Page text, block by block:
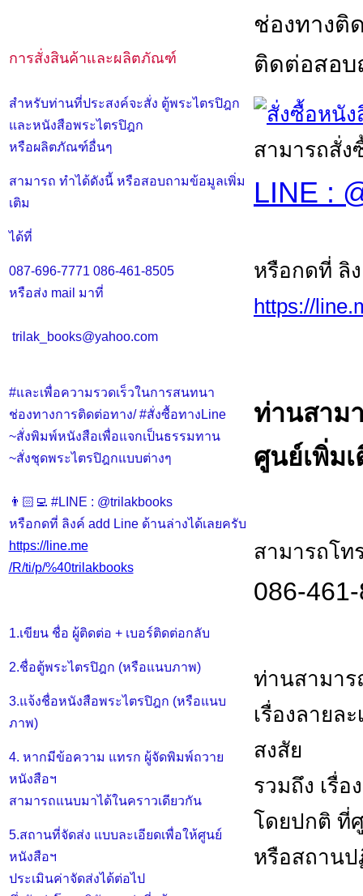
การสั่งสินค้าและผลิตภัณฑ์
สำหรับท่านที่ประสงค์จะสั่ง ตู้พระไตรปิฎก
และหนังสือพระไตรปิฎก
หรือผลิตภัณฑ์อื่นๆ
สามารถ ทำได้ดังนี้ หรือสอบถามข้อมูลเพิ่ม
เติม
ได้ที่
087-696-7771 086-461-8505
หรือส่ง mail มาที่
trilak_books@yahoo.com
#และเพื่อความรวดเร็วในการสนทนา
ช่องทางการติดต่อทาง/ #สั่งซื้อทางLine
~สั่งพิมพ์หนังสือเพื่อแจกเป็นธรรมทาน
~สั่งชุดพระไตรปิฎกแบบต่างๆ
👨🏻‍💻 #LINE : @trilakbooks
หรือกดที่ ลิงค์ add Line ด้านล่างได้เลยครับ
https://line.me
/R/ti/p/%40trilakbooks
1.เขียน ชื่อ ผู้ติดต่อ + เบอร์ติดต่อกลับ
2.ชื่อตู้พระไตรปิฎก (หรือแนบภาพ)
3.แจ้งชื่อหนังสือพระไตรปิฎก (หรือแนบ
ภาพ)
4. หากมีข้อความ แทรก ผู้จัดพิมพ์ถวาย
หนังสือฯ
สามารถแนบมาได้ในคราวเดียวกัน
5.สถานที่จัดส่ง แบบละเอียดเพื่อให้ศูนย์
หนังสือฯ
ประเมินค่าจัดส่งได้ต่อไป
ช่องทางติ
ติดต่อสอบ
สามารถสั่ง
LINE :
หรือกดที่ ลิ
https://
ท่านสาม
ศูนย์เพิ่ม
สามารถโท
086-
ท่านสามาร
เรื่องลาย
สงสัย
รวมถึง เรื่
โดยปกติ ที่
หรือสถาน